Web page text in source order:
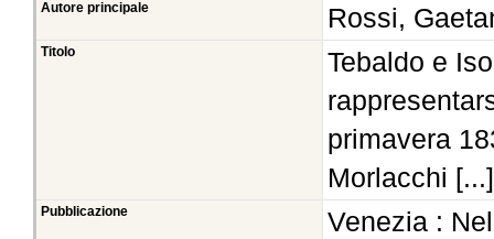
Autore principale Rossi,
Titolo
Tebaldo e
primavera
Morlacchi [...]
Pubblicazione Venezia :